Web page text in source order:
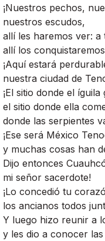
¡Nuestros pechos,
nuestros escudos,
allí­ les haremos ver:
allí­ los
¡Aquí­ estará
nuestra ciudad de
¡El sitio donde el
el sitio donde ella
donde las serpientes
¡Ese será México
y muchas cosas han
Dijo entonces
mi señor sacerdote!
¡Lo concedió tu
los ancianos todos
Y luego hizo reunir a
y les dio a conocer